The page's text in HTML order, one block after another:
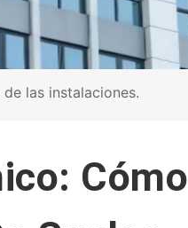
las instalaciones.
Cómo